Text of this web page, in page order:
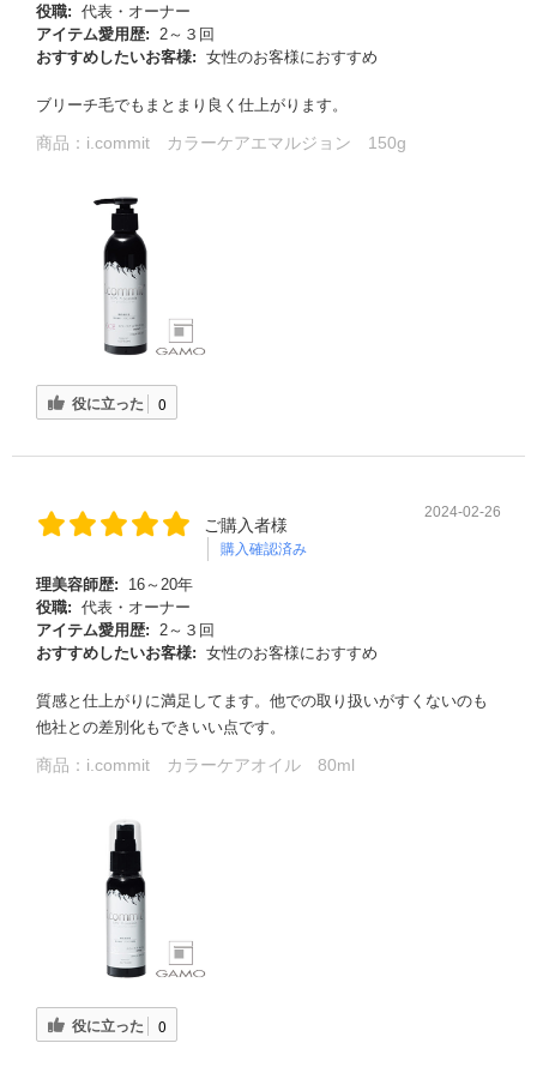
役職: 代表・オーナー
アイテム愛用歴:
2～３回
おすすめしたいお客様: 女性のお客様におすすめ
ブリーチ毛でもまとまり良く仕上がります。
商品： i.commit カラーケアエマルジョン 150g
役に立った 0
ご購入者様
購入確認済み
2024-02-26
理美容師歴:
16～20年
役職: 代表・オーナー
アイテム愛用歴: 2～３回
おすすめしたいお客様: 女性のお客様におすすめ
質感と仕上がりに満足してます。他での取り扱いがすくないのも
他社との差別化もできいい点です。
商品： i.commit カラーケアオイル 80ml
役に立った 0